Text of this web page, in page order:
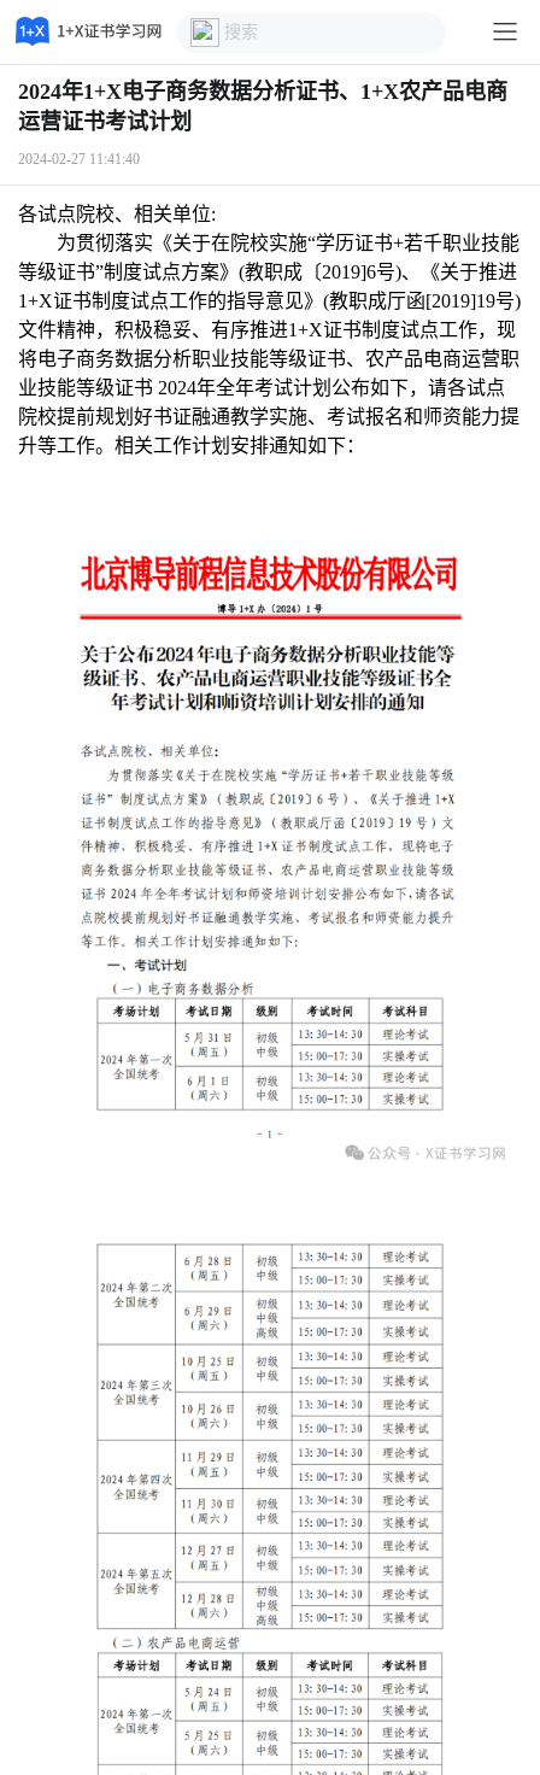
2024年1+X电子商务数据分析证书、1+X农产品电商
运营证书考试计划
2024-02-27 11:41:40
各试点院校、相关单位:
为贯彻落实《关于在院校实施“学历证书+若千职业技能
等级证书”制度试点方案》(教职成〔2019]6号)、《关于推进
1+X证书制度试点工作的指导意见》(教职成厅函[2019]19号)
文件精神，积极稳妥、有序推进1+X证书制度试点工作，现
将电子商务数据分析职业技能等级证书、农产品电商运营职
业技能等级证书 2024年全年考试计划公布如下，请各试点
院校提前规划好书证融通教学实施、考试报名和师资能力提
升等工作。相关工作计划安排通知如下：